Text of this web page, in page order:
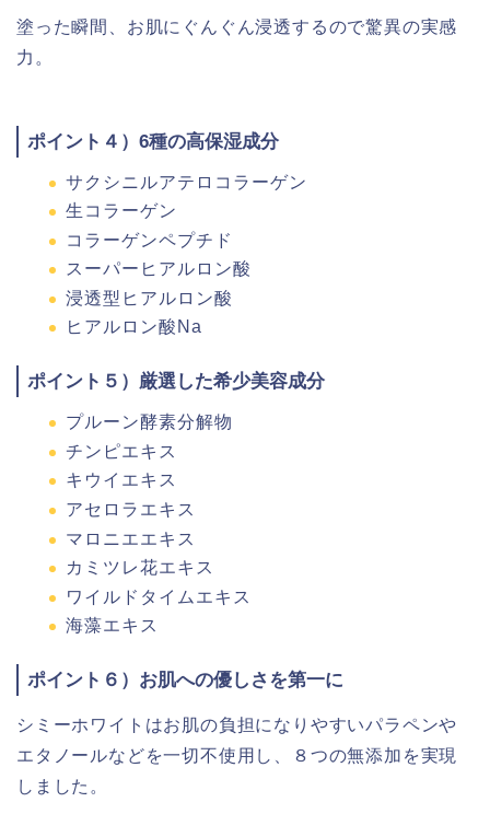
塗った瞬間、お肌にぐんぐん浸透するので驚異の実感
力。
ポイント４）6種の高保湿成分
サクシニルアテロコラーゲン
生コラーゲン
コラーゲンペプチド
スーパーヒアルロン酸
浸透型ヒアルロン酸
ヒアルロン酸Na
ポイント５）厳選した希少美容成分
プルーン酵素分解物
チンピエキス
キウイエキス
アセロラエキス
マロニエエキス
カミツレ花エキス
ワイルドタイムエキス
海藻エキス
ポイント６）お肌への優しさを第一に
シミーホワイトはお肌の負担になりやすいパラペンや
エタノールなどを一切不使用し、８つの無添加を実現
しました。